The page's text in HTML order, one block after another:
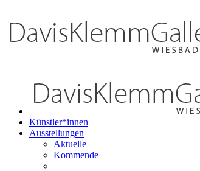
Künstler*innen
Ausstellungen
Aktuelle
Kommende